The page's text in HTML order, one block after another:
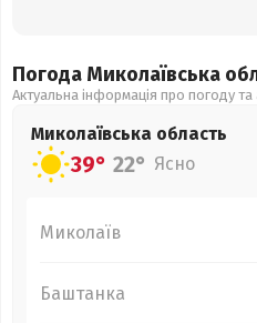
Погода Миколаївська
Актуальна інформація про погоду
Миколаївська область
39° 22° Ясно
Миколаїв
Баштанка